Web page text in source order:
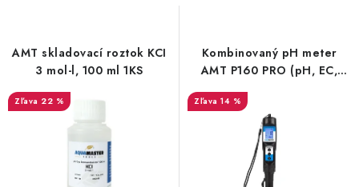
r
d
u
e
r
o
AMT skladovací roztok KCI
3 mol-l, 100 ml 1KS
22 %
Kombinovaný pH meter
AMT P160 PRO (pH, EC,
14 %